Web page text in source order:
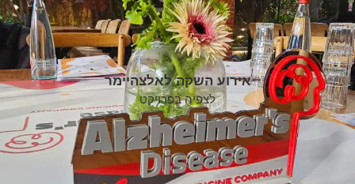
אירוע השקה לאלצהיימר
לצפיה בפרויקט